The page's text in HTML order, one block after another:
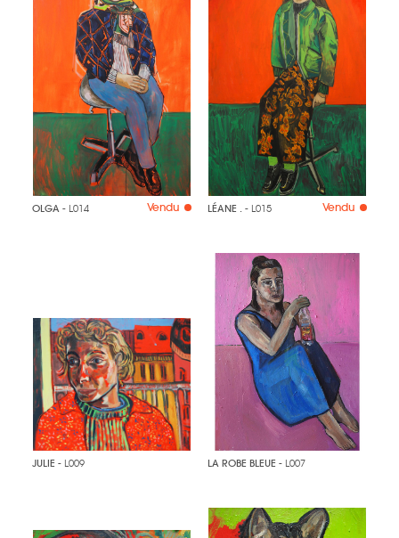
OLGA - L014 Vendu LÉANE . - L015 Vendu
JULIE - L009 LA ROBE BLEUE - L007